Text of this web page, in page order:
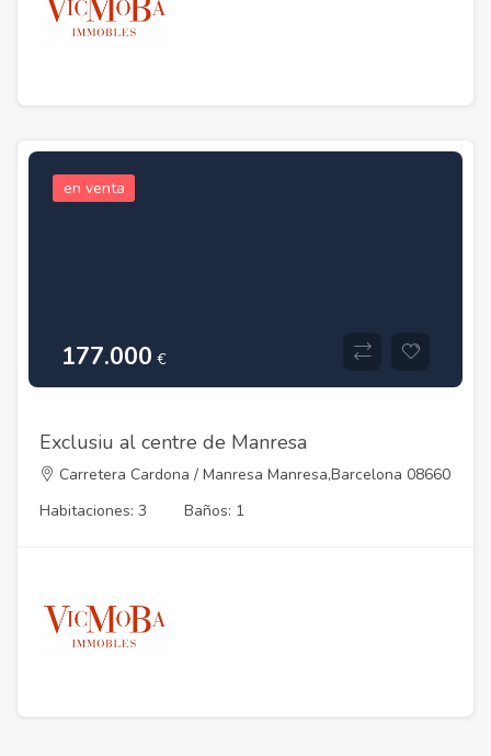
en venta
177.000 €
Exclusiu al centre de Manresa
Carretera Cardona / Manresa Manresa,Barcelona 08660
Habitaciones: 3
Baños: 1